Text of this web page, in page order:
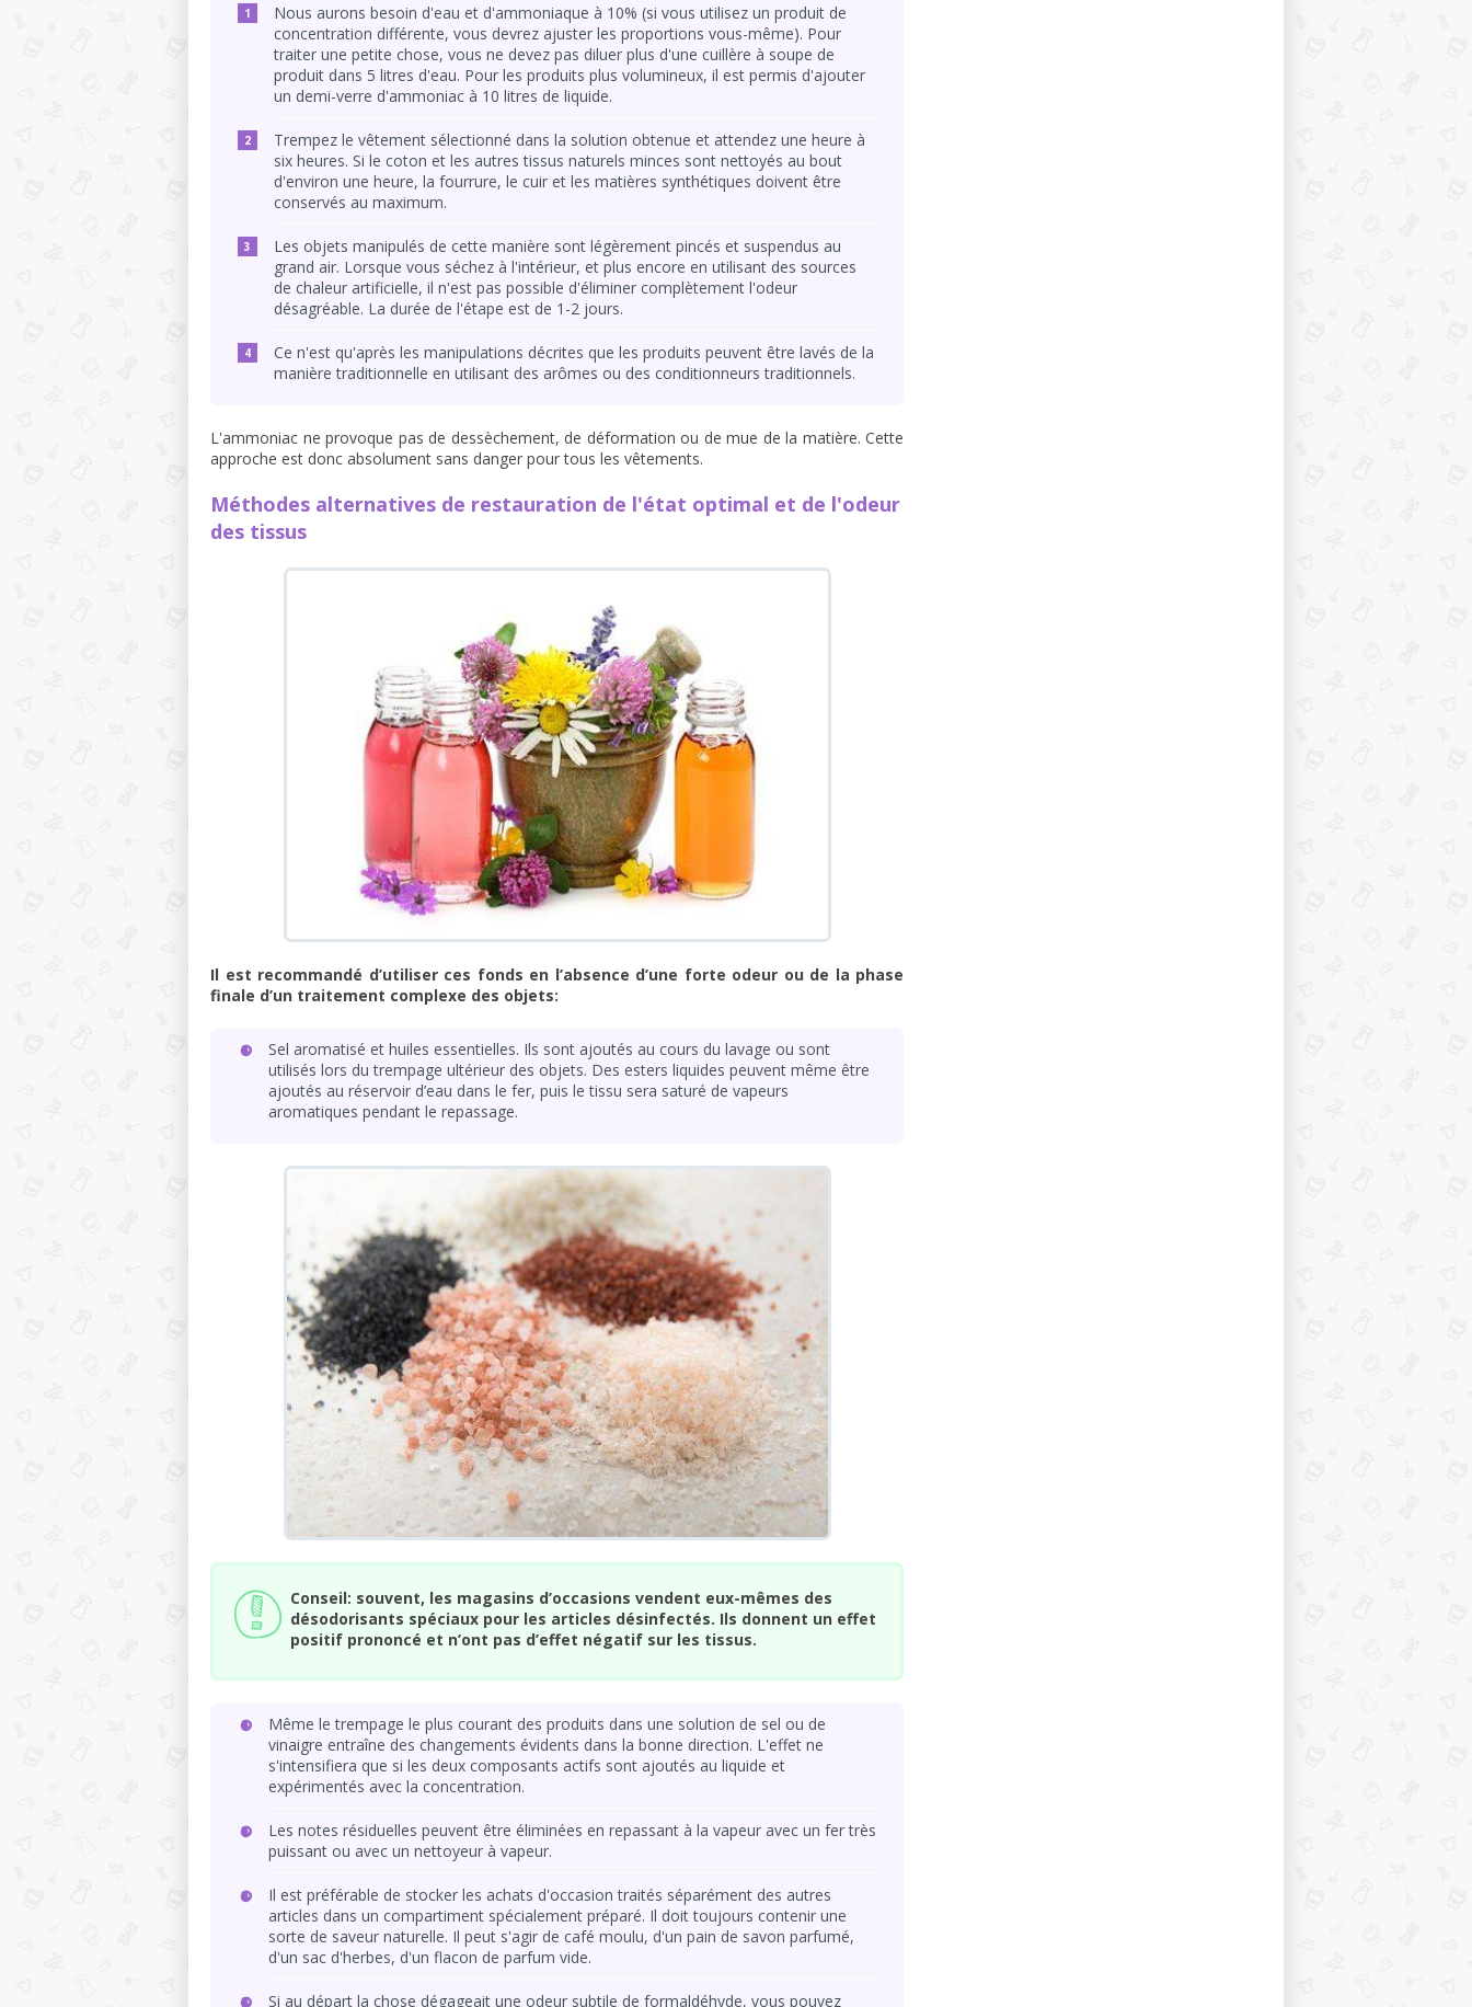
Nous aurons besoin d'eau et d'ammoniaque à 10% (si vous utilisez un produit de
concentration différente, vous devrez ajuster les proportions vous-même). Pour
traiter une petite chose, vous ne devez pas diluer plus d'une cuillère à soupe de
produit dans 5 litres d'eau. Pour les produits plus volumineux, il est permis d'ajouter
un demi-verre d'ammoniac à 10 litres de liquide.
Trempez le vêtement sélectionné dans la solution obtenue et attendez une heure à
six heures. Si le coton et les autres tissus naturels minces sont nettoyés au bout
d'environ une heure, la fourrure, le cuir et les matières synthétiques doivent être
conservés au maximum.
Les objets manipulés de cette manière sont légèrement pincés et suspendus au
grand air. Lorsque vous séchez à l'intérieur, et plus encore en utilisant des sources
de chaleur artificielle, il n'est pas possible d'éliminer complètement l'odeur
désagréable. La durée de l'étape est de 1-2 jours.
Ce n'est qu'après les manipulations décrites que les produits peuvent être lavés de la
manière traditionnelle en utilisant des arômes ou des conditionneurs traditionnels.
L'ammoniac ne provoque pas de dessèchement, de déformation ou de mue de la matière. Cette
approche est donc absolument sans danger pour tous les vêtements.
Méthodes alternatives de restauration de l'état optimal et de l'odeur
des tissus
Il est recommandé d’utiliser ces fonds en l’absence d’une forte odeur ou de la phase
finale d’un traitement complexe des objets:
Sel aromatisé et huiles essentielles. Ils sont ajoutés au cours du lavage ou sont
utilisés lors du trempage ultérieur des objets. Des esters liquides peuvent même être
ajoutés au réservoir d’eau dans le fer, puis le tissu sera saturé de vapeurs
aromatiques pendant le repassage.
Conseil: souvent, les magasins d’occasions vendent eux-mêmes des
désodorisants spéciaux pour les articles désinfectés. Ils donnent un effet
positif prononcé et n’ont pas d’effet négatif sur les tissus.
Même le trempage le plus courant des produits dans une solution de sel ou de
vinaigre entraîne des changements évidents dans la bonne direction. L'effet ne
s'intensifiera que si les deux composants actifs sont ajoutés au liquide et
expérimentés avec la concentration.
Les notes résiduelles peuvent être éliminées en repassant à la vapeur avec un fer très
puissant ou avec un nettoyeur à vapeur.
Il est préférable de stocker les achats d'occasion traités séparément des autres
articles dans un compartiment spécialement préparé. Il doit toujours contenir une
sorte de saveur naturelle. Il peut s'agir de café moulu, d'un pain de savon parfumé,
d'un sac d'herbes, d'un flacon de parfum vide.
Si au départ la chose dégageait une odeur subtile de formaldéhyde, vous pouvez